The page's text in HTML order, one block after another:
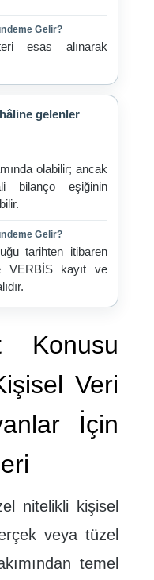
Gelir?
esas alınarak
gelenler
olabilir; ancak
bilanço eşiğinin
Gelir?
tarihten itibaren
VERBİS kayıt ve
Konusu
Veri
İçin
nitelikli kişisel
veya tüzel
temel